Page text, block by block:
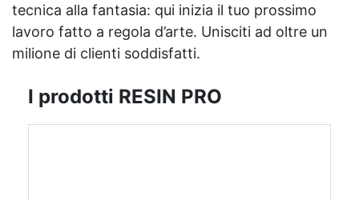
tecnica alla fantasia: qui inizia il tuo prossimo
lavoro fatto a regola d’arte. Unisciti ad oltre un
milione di clienti soddisfatti.
I prodotti RESIN PRO